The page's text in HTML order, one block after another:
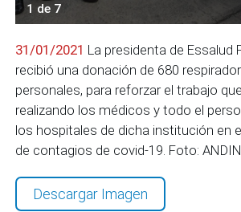
1 de 7
31/01/2021 La presidenta de Essalud
recibió una donación de 680
personales, para reforzar el trabajo
realizando los médicos y todo el
los hospitales de dicha institución en
de contagios de covid-19. Foto:
Descargar Imagen